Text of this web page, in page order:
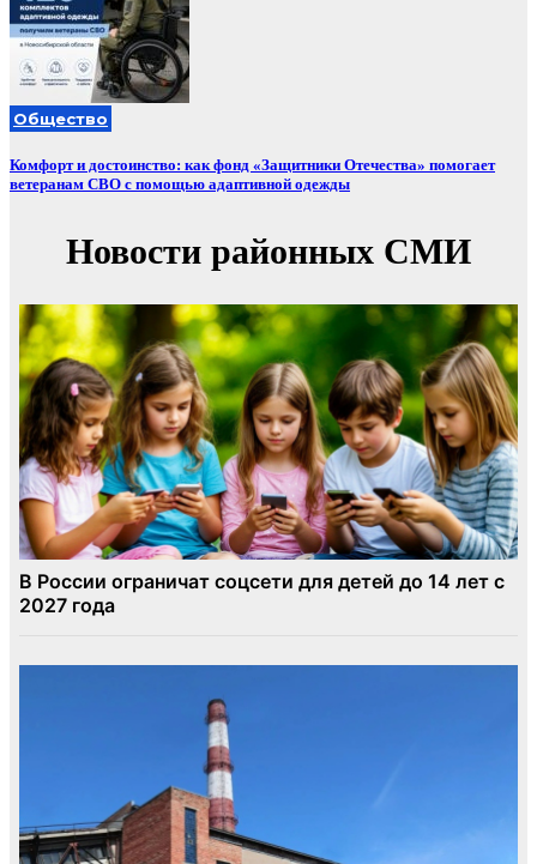
Общество
Комфорт и достоинство: как фонд «Защитники Отечества» помогает
ветеранам СВО с помощью адаптивной одежды